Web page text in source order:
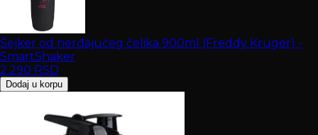
Šejker od nerđajućeg čelika 900ml (Freddy Kruger) -
SmartShaker
2.290 RSD
Dodaj u korpu